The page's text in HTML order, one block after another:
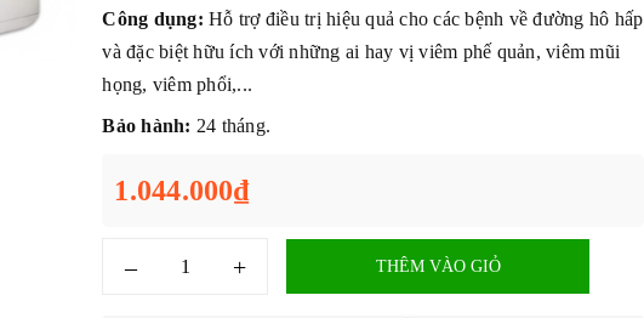
Công dụng: Hỗ trợ điều trị hiệu quả cho các bệnh về đường hô hấp
và đặc biệt hữu ích với những ai hay vị viêm phế quản, viêm mũi
họng, viêm phổi,...
Bảo hành: 24 tháng.
1.044.000₫
– + THÊM VÀO GIỎ